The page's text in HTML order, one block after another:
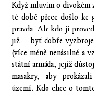
Když mluvím o divokém
té době přece došlo ke
pravda. Ale kdo ji
již – byť dobře
(více méně nenásilné a
státní armáda, jejíž
masakry, aby
území. Kdo chce o